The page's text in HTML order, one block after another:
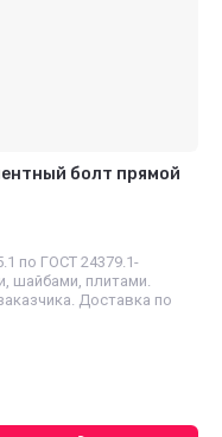
болт прямой
по ГОСТ 24379.1-
шайбами, плитами.
Доставка по